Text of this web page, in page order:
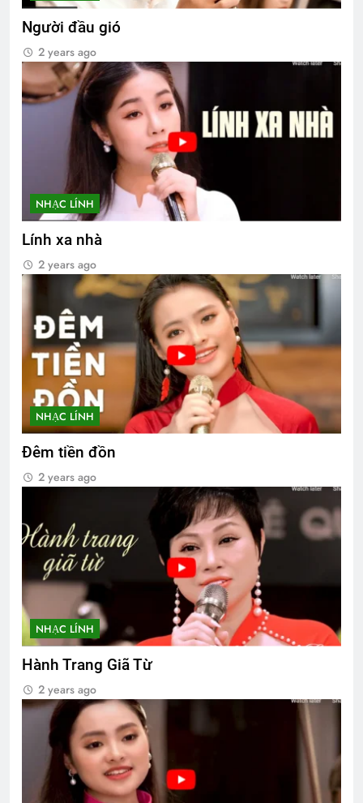
Người đầu gió
2 years ago
NHẠC LÍNH
Lính xa nhà
2 years ago
NHẠC LÍNH
Đêm tiền đồn
2 years ago
NHẠC LÍNH
Hành Trang Giã Từ
2 years ago